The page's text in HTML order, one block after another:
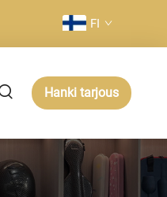
FI
Hanki tarjous